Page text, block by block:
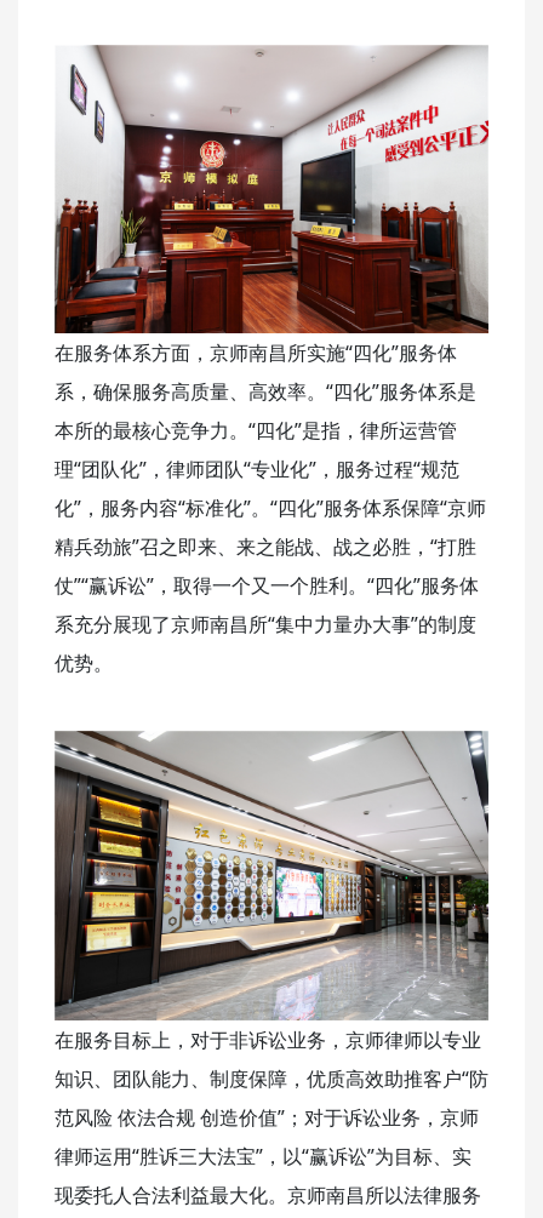
在服务体系方面，京师南昌所实施“四化”服务体
系，确保服务高质量、高效率。“四化”服务体系是
本所的最核心竞争力。“四化”是指，律所运营管
理“团队化”，律师团队“专业化”，服务过程“规范
化”，服务内容“标准化”。“四化”服务体系保障“京师
精兵劲旅”召之即来、来之能战、战之必胜，“打胜
仗”“赢诉讼”，取得一个又一个胜利。“四化”服务体
系充分展现了京师南昌所“集中力量办大事”的制度
优势。
在服务目标上，对于非诉讼业务，京师律师以专业
知识、团队能力、制度保障，优质高效助推客户“防
范风险 依法合规 创造价值”；对于诉讼业务，京师
律师运用“胜诉三大法宝”，以“赢诉讼”为目标、实
现委托人合法利益最大化。京师南昌所以法律服务